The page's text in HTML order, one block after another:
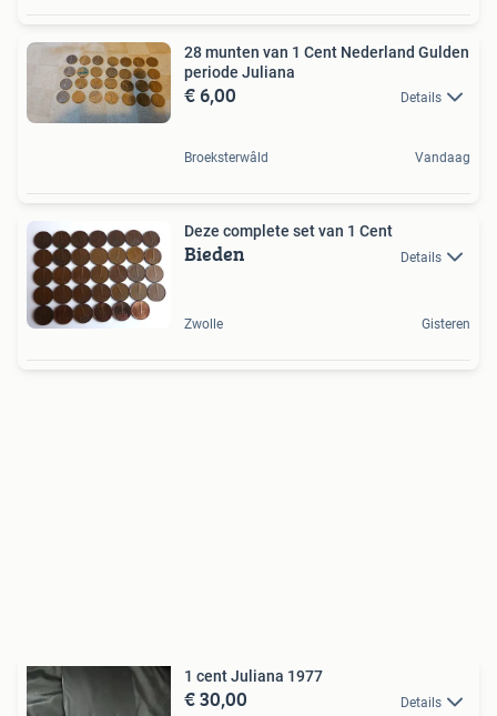
28 munten van 1 Cent Nederland Gulden
periode Juliana
€ 6,00 Details
Broeksterwâld Vandaag
Deze complete set van 1 Cent
Bieden Details
Zwolle Gisteren
1 cent Juliana 1977
€ 30,00 Details